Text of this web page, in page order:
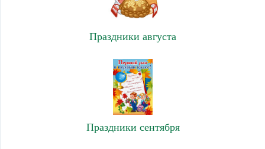
Праздники августа
Праздники сентября